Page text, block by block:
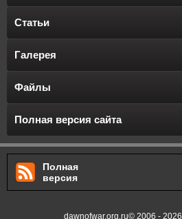
Статьи
Галерея
Файлы
Полная версия сайта
Полная
версия
dawnofwar.org.ru© 2006 - 2026